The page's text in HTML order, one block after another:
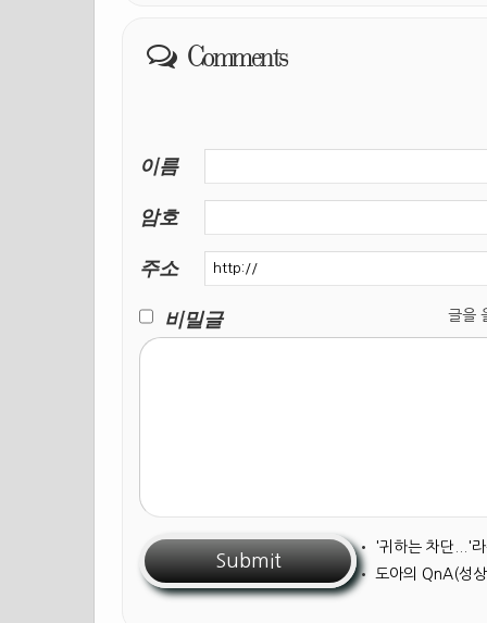
Comments
이름
암호
주소
비밀글
글을
• '귀하는 차단...'
• 도아의 QnA(성